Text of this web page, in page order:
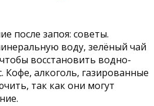
после запоя: советы.
воду, зелёный чай
восстановить водно-
Кофе, алкоголь, газированные
так как они могут